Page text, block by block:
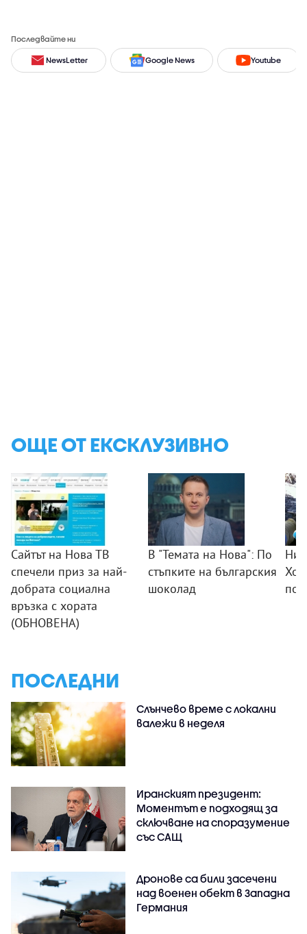
Последвайте ни
NewsLetter Google News Youtube
ОЩЕ ОТ ЕКСКЛУЗИВНО
Сайтът на Нова ТВ
спечели приз за най-
добрата социална
връзка с хората
(ОБНОВЕНА)
В "Темата на Нова": По
стъпките на българския
шоколад
ПОСЛЕДНИ
Слънчево време с локални
валежи в неделя
Иранският президент:
Моментът е подходящ за
сключване на споразумение
със САЩ
Дронове са били засечени
над военен обект в Западна
Германия